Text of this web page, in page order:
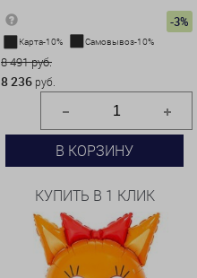
-3%
Карта-10% Самовывоз-10%
8 491 руб.
8 236 руб.
В КОРЗИНУ
КУПИТЬ В 1 КЛИК